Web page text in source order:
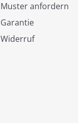
Muster anfordern
Garantie
Widerruf